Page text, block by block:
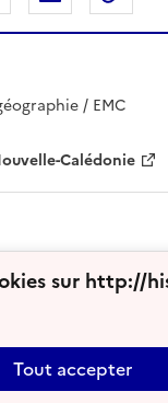
sur http://
Tout accepter
/ EMC
Calédonie
Accessibilité :